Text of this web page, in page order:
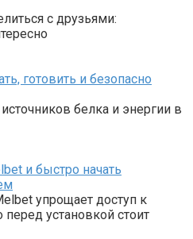
с друзьями:
готовить и безопасно
белка и энергии в
и быстро начать
упрощает доступ к
установкой стоит